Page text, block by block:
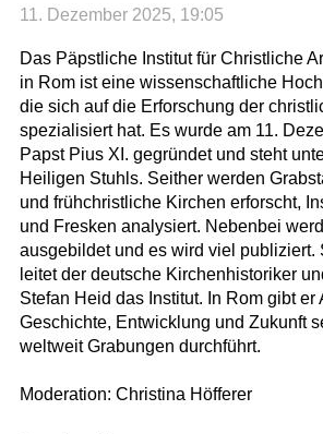
11. Dezember 2025, 19:05
Das Päpstliche Institut für Christliche
in Rom ist eine wissenschaftliche
die sich auf die Erforschung der
spezialisiert hat. Es wurde am 11.
Papst Pius XI. gegründet und steht
Heiligen Stuhls. Seither werden
und frühchristliche Kirchen erforscht,
und Fresken analysiert. Nebenbei
ausgebildet und es wird viel publiziert.
leitet der deutsche Kirchenhistoriker
Stefan Heid das Institut. In Rom gibt er
Geschichte, Entwicklung und Zukunft
weltweit Grabungen durchführt.
Moderation: Christina Höfferer